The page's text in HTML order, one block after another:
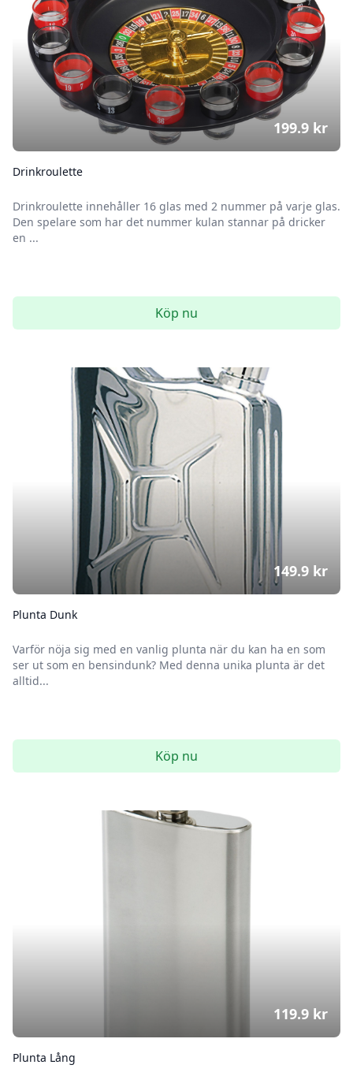
Drinkroulette
Drinkroulette innehåller 16 glas med 2 nummer på varje glas.
Den spelare som har det nummer kulan stannar på dricker
en ...
199.9 kr
Köp nu
Plunta Dunk
Varför nöja sig med en vanlig plunta när du kan ha en som
ser ut som en bensindunk? Med denna unika plunta är det
alltid...
149.9 kr
Köp nu
Plunta Lång
119.9 kr